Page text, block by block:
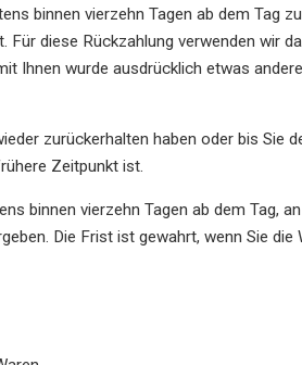
binnen vierzehn Tagen ab dem Tag
diese Rückzahlung verwenden wir
Ihnen wurde ausdrücklich etwas
zurückerhalten haben oder bis Sie
Zeitpunkt ist.
binnen vierzehn Tagen ab dem Tag,
Die Frist ist gewahrt, wenn Sie